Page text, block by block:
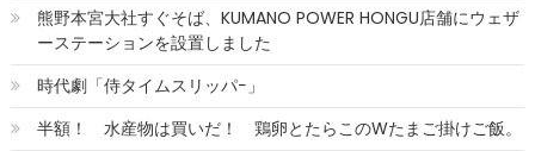
熊野本宮大社すぐそば、KUMANO POWER HONGU店舗にウェザ
ーステーションを設置しました
時代劇「侍タイムスリッパ−」
半額！ 水産物は買いだ！ 鶏卵とたらこのWたまご掛けご飯。